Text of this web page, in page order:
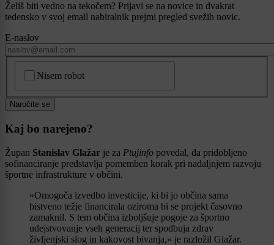
Želiš biti vedno na tekočem? Prijavi se na novice in dvakrat
tedensko v svoj email nabiralnik prejmi pregled svežih novic.
E-naslov
Nisem robot
Naročite se
Kaj bo narejeno?
Župan Stanislav Glažar je za Ptujinfo povedal, da pridobljeno
sofinanciranje predstavlja pomemben korak pri nadaljnjem razvoju
športne infrastrukture v občini.
»Omogoča izvedbo investicije, ki bi jo občina sama
bistveno težje financirala oziroma bi se projekt časovno
zamaknil. S tem občina izboljšuje pogoje za športno
udejstvovanje vseh generacij ter spodbuja zdrav
življenjski slog in kakovost bivanja,« je razložil Glažar.